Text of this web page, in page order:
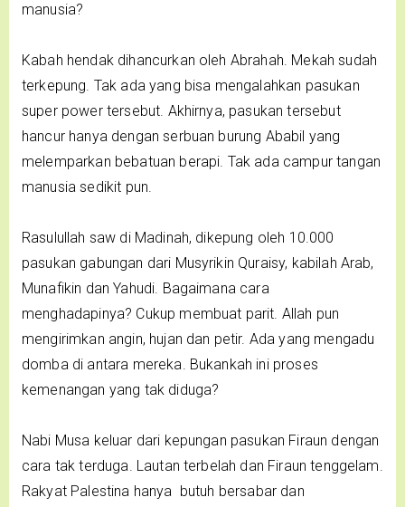
manusia?
Kabah hendak dihancurkan oleh Abrahah. Mekah sudah
terkepung. Tak ada yang bisa mengalahkan pasukan
super power tersebut. Akhirnya, pasukan tersebut
hancur hanya dengan serbuan burung Ababil yang
melemparkan bebatuan berapi. Tak ada campur tangan
manusia sedikit pun.
Rasulullah saw di Madinah, dikepung oleh 10.000
pasukan gabungan dari Musyrikin Quraisy, kabilah Arab,
Munafikin dan Yahudi. Bagaimana cara
menghadapinya? Cukup membuat parit. Allah pun
mengirimkan angin, hujan dan petir. Ada yang mengadu
domba di antara mereka. Bukankah ini proses
kemenangan yang tak diduga?
Nabi Musa keluar dari kepungan pasukan Firaun dengan
cara tak terduga. Lautan terbelah dan Firaun tenggelam.
Rakyat Palestina hanya butuh bersabar dan